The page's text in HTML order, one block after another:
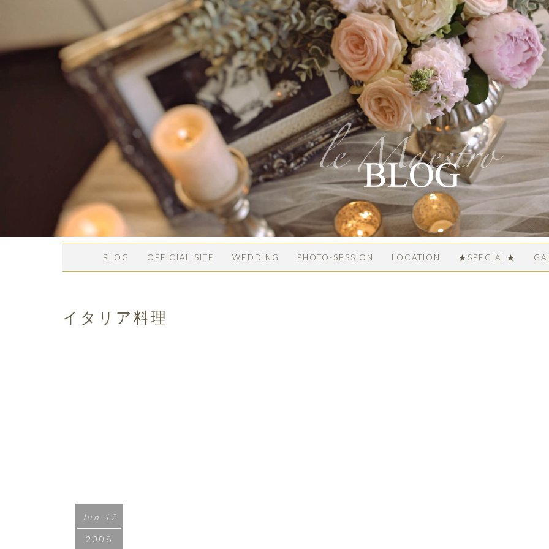
BLOG OFFICIAL SITE WEDDING PHOTO-SESSION LOCATION ★SPECIAL★
イタリア料理
Jun 12
2008